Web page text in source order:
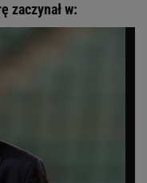
zaczynał w: